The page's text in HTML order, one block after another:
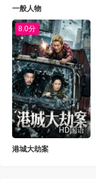
一般人物
8.0分
HD国语
港城大劫案